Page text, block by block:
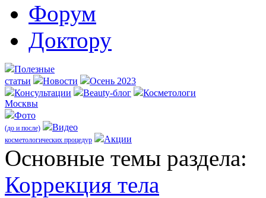
Форум
Доктору
Полезные
статьи
Новости
Осень 2023
Консультации
Beauty-блог
Косметологи
Москвы
Фото
(до и после) Видео
косметологических процедур Акции
Оcновные темы раздела:
Коррекция тела